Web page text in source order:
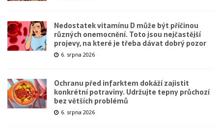
Nedostatek vitamínu D může být příčinou
různých onemocnění. Toto jsou nejčastější
projevy, na které je třeba dávat dobrý pozor
6. srpna 2026
Ochranu před infarktem dokáží zajistit
konkrétní potraviny. Udržujte tepny průchozí
bez větších problémů
6. srpna 2026